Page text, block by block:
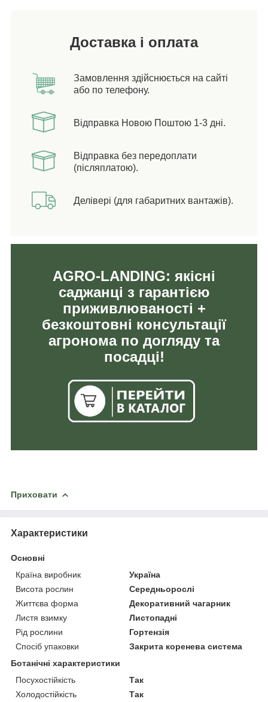
Доставка і оплата
Замовлення здійснюється на сайті
або по телефону.
Відправка Новою Поштою 1-3 дні.
Відправка без передоплати
(післяплатою).
Делівері (для габаритних вантажів).
AGRO-LANDING: якісні
саджанці з гарантією
приживлюваності +
безкоштовні консультації
агронома по догляду та
посадці!
Приховати
Характеристики
Основні
Країна виробник
Україна
Висота рослин
Середньорослі
Життєва форма
Декоративний чагарник
Листя взимку
Листопадні
Рід рослини
Гортензія
Спосіб упаковки
Закрита коренева система
Ботанічні характеристики
Посухостійкість
Так
Холодостійкість
Так